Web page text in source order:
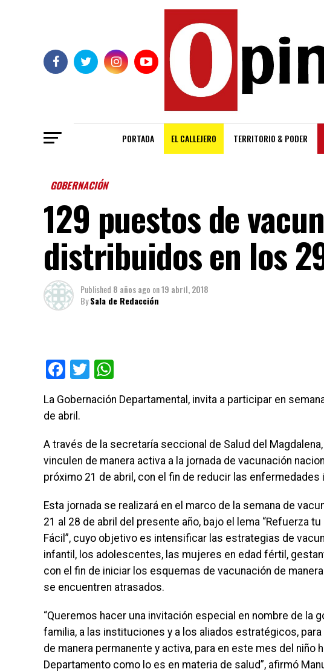
PORTADA EL CALLEJERO TERRITORIO & PODER
GOBERNACIÓN
129 puestos de
distribuidos en los
Published 8 años ago on19 abril, 2018
BySala de Redacción
Facebook
Twitter
La Gobernación Departamental, invita a participar en
de abril.
A través de la secretaría seccional de Salud del
vinculen de manera activa a la jornada de vacunación
próximo 21 de abril, con el fin de reducir las enfermedades
Esta jornada se realizará en el marco de la semana de
21 al 28 de abril del presente año, bajo el lema “Refuerza tu
Fácil”, cuyo objetivo es intensificar las estrategias de
infantil, los adolescentes, las mujeres en edad fértil,
con el fin de iniciar los esquemas de vacunación de
se encuentren atrasados.
“Queremos hacer una invitación especial en nombre de la
familia, a las instituciones y a los aliados estratégicos,
de manera permanente y activa, para en este mes del niño
Departamento como lo es en materia de salud”, afirmó